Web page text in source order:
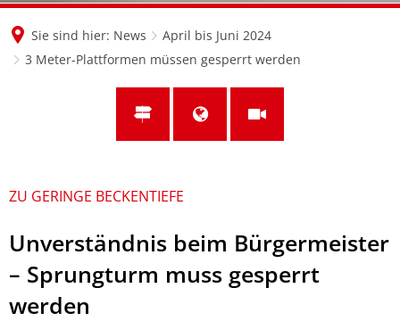
Sie sind hier: News
April bis Juni 2024
3 Meter-Plattformen müssen gesperrt werden
ZU GERINGE BECKENTIEFE
Unverständnis beim Bürgermeister
– Sprungturm muss gesperrt
werden